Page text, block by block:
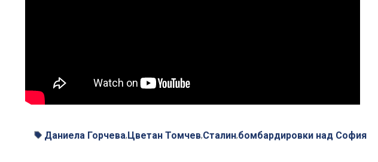
Даниела Горчева,Цветан Томчев,Сталин,бомбардировки над София